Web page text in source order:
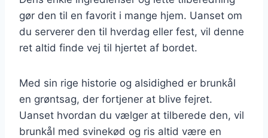
gør den til en favorit i mange hjem. Uanset om
du serverer den til hverdag eller fest, vil denne
ret altid finde vej til hjertet af bordet.
Med sin rige historie og alsidighed er brunkål
en grøntsag, der fortjener at blive fejret.
Uanset hvordan du vælger at tilberede den, vil
brunkål med svinekød og ris altid være en